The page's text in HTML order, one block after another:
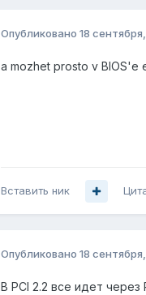
Опубликовано 18
a mozhet prosto v BIOS'e
Вставить ник
Опубликовано 18
В PCI 2.2 все идет